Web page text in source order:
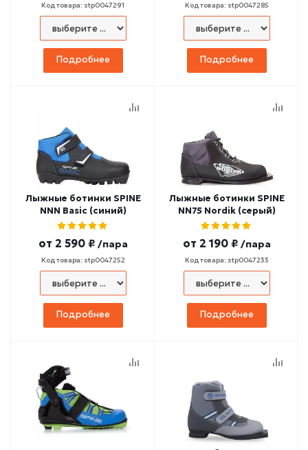
Код товара: stp0047291
Подробнее
Код товара: stp0047285
Подробнее
Лыжные ботинки SPINE
NNN Basic (синий)
от 2 590 ₽ /пара
Код товара: stp0047252
Подробнее
Лыжные ботинки SPINE
NN75 Nordik (серый)
от 2 190 ₽ /пара
Код товара: stp0047233
Подробнее